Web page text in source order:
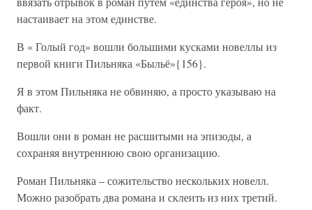
настаивает на этом единстве.
В « Голый год» вошли большими кусками новеллы из
первой книги Пильняка «Быльё»{156}.
Я в этом Пильняка не обвиняю, а просто указываю на
факт.
Вошли они в роман не расшитыми на эпизоды, а
сохраняя внутреннюю свою организацию.
Роман Пильняка – сожительство нескольких новелл.
Можно разобрать два романа и склеить из них третий.